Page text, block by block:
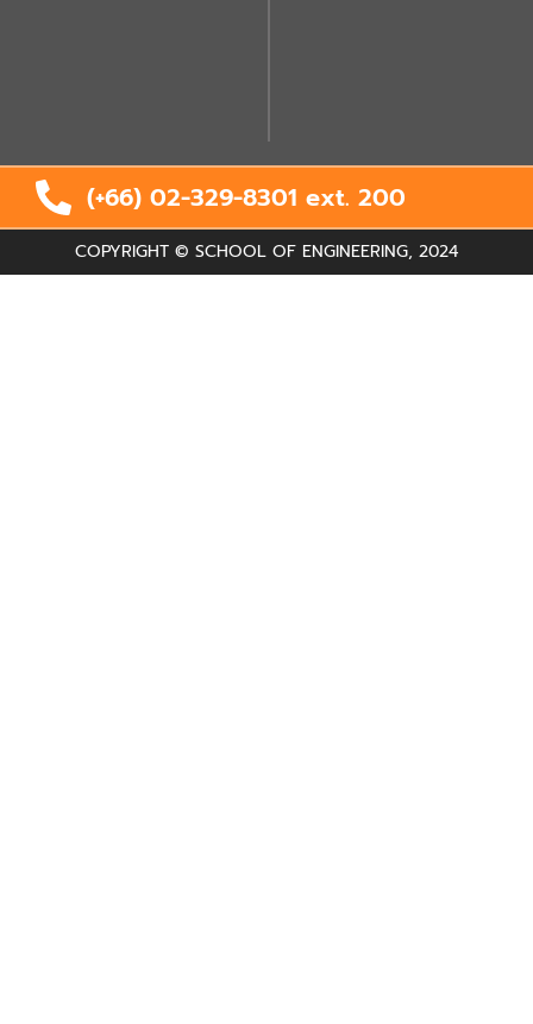
(+66) 02-329-8301 ext. 200
COPYRIGHT © SCHOOL OF ENGINEERING, 2024